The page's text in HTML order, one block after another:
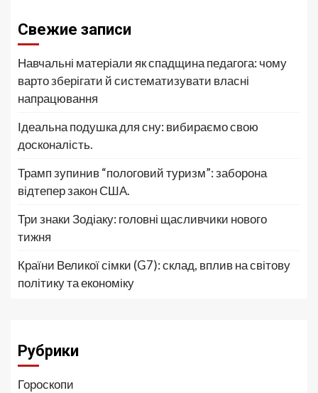
Свежие записи
Навчальні матеріали як спадщина педагога: чому
варто зберігати й систематизувати власні
напрацювання
Ідеальна подушка для сну: вибираємо свою
досконалість.
Трамп зупинив “пологовий туризм”: заборона
відтепер закон США.
Три знаки Зодіаку: головні щасливчики нового
тижня
Країни Великої сімки (G7): склад, вплив на світову
політику та економіку
Рубрики
Гороскопи